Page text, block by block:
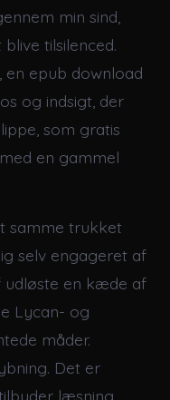
min sind,
tilsilenced.
en epub download
og indsigt, der
som gratis
en gammel
samme trukket
selv engageret af
udløste en kæde af
Lycan- og
måder.
Det er
læsning